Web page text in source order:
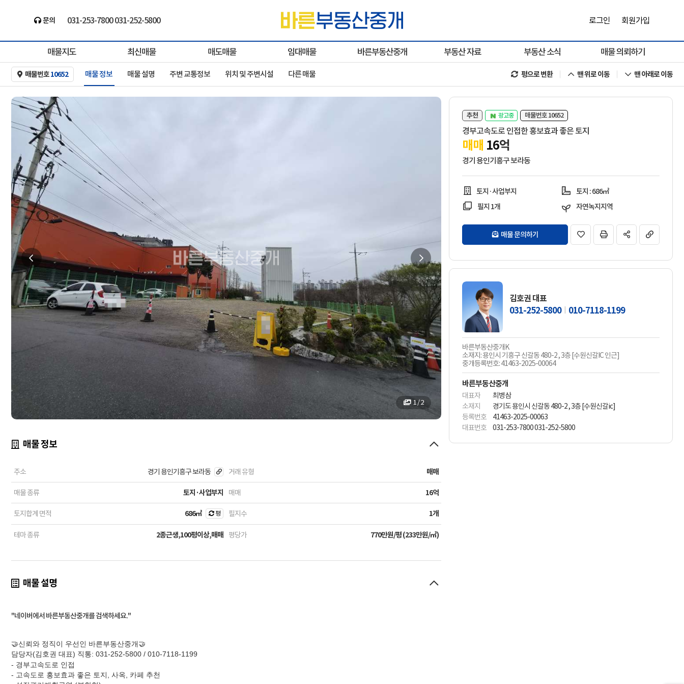
문의
바른부동산중개ㅣ경기도최대 ㅣ건물/빌딩ㅣ대형..
the-baleun.com
로그인 회원가입
매물지도 최신매물 매도매물 임대매물 바른부동산중개 부동산 자료 부동산 소식 매물 의뢰하기
매물번호10652 매물 정보 매물 설명 주변 교통정보 위치 및 주변시설 다른 매물 평으로 변환 맨 위로 이동 맨 아래로 이동
1 / 2
매물 정보
주소 경기 용인기흥구 보라동 거래 유형 매매
매물 종류 토지·사업부지 매매 16억
토지합계 면적 686㎡ 평 필지수 1개
테마 종류 2종근생,100평이상,매매 평당가 770만원/평 (233만원/㎡)
매물 설명
"네이버에서 바른부동산중개를 검색하세요."
🤝신뢰와 정직이 우선인 바른부동산중개🤝
담당자(김호권 대표) 직통: 031-252-5800 / 010-7118-1199
- 경부고속도로 인접
- 고속도로 홍보효과 좋은 토지, 사옥, 카페 추천
추천 광고중 매물번호 10652
경부고속도로 인접한 홍보효과 좋은 토지
매매 16억
경기 용인기흥구 보라동
토지·사업부지
토지 : 686㎡
필지 1개
자연녹지지역
매물 문의하기
김호권 대표
031-252-5800 010-7118-1199
바른부동산중개K
소재지: 용인시 기흥구 신갈동 480-2 , 3층 [수원신갈IC 인근]
중개등록번호: 41463-2025-00064
바른부동산중개
대표자
최병삼
소재지
경기도 용인시 신갈동 480-2 , 3층 [수원신갈ic]
등록번호
41463-2025-00063
대표번호
031-253-7800 031-252-5800